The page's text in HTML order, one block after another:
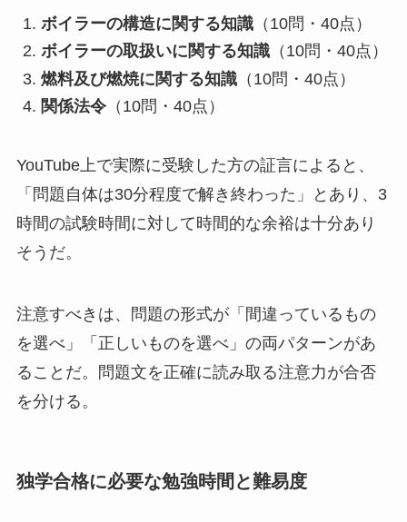
ボイラーの構造に関する知識（10問・40点）
ボイラーの取扱いに関する知識（10問・40点）
燃料及び燃焼に関する知識（10問・40点）
関係法令（10問・40点）
YouTube上で実際に受験した方の証言によると、
「問題自体は30分程度で解き終わった」とあり、3
時間の試験時間に対して時間的な余裕は十分あり
そうだ。
注意すべきは、問題の形式が「間違っているもの
を選べ」「正しいものを選べ」の両パターンがあ
ることだ。問題文を正確に読み取る注意力が合否
を分ける。
独学合格に必要な勉強時間と難易度